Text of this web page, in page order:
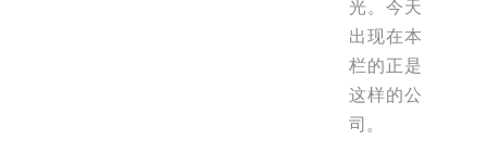
光。今天
出现在本
栏的正是
这样的公
司。